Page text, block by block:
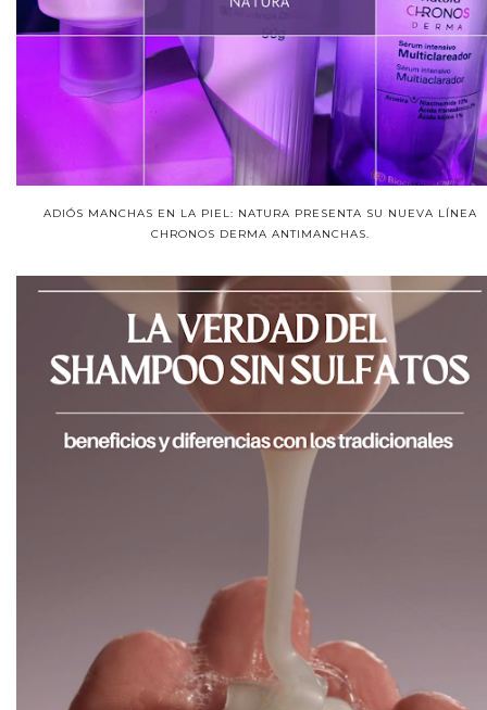
ADIÓS MANCHAS EN LA PIEL: NATURA PRESENTA SU NUEVA LÍNEA
CHRONOS DERMA ANTIMANCHAS.